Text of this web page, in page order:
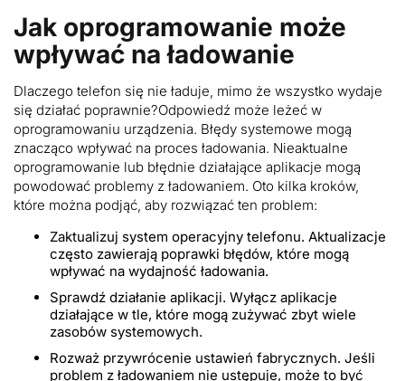
Jak oprogramowanie może
wpływać na ładowanie
Dlaczego telefon się nie ładuje, mimo że wszystko wydaje
się działać poprawnie?Odpowiedź może leżeć w
oprogramowaniu urządzenia. Błędy systemowe mogą
znacząco wpływać na proces ładowania. Nieaktualne
oprogramowanie lub błędnie działające aplikacje mogą
powodować problemy z ładowaniem. Oto kilka kroków,
które można podjąć, aby rozwiązać ten problem:
Zaktualizuj system operacyjny telefonu. Aktualizacje
często zawierają poprawki błędów, które mogą
wpływać na wydajność ładowania.
Sprawdź działanie aplikacji. Wyłącz aplikacje
działające w tle, które mogą zużywać zbyt wiele
zasobów systemowych.
Rozważ przywrócenie ustawień fabrycznych. Jeśli
problem z ładowaniem nie ustępuje, może to być